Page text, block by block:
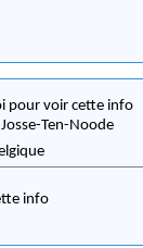
pour voir cette info
Ten-Noode
info